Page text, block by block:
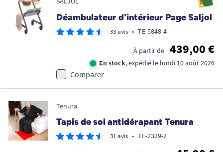
Déambulateur d'intérieur Page Saljol
33 avis • TE-5848-4
À partir de 439,00 €
En stock, expédié le lundi 10 août 2026
Comparer
Tenura
Tapis de sol antidérapant Tenura
31 avis • TE-2329-2